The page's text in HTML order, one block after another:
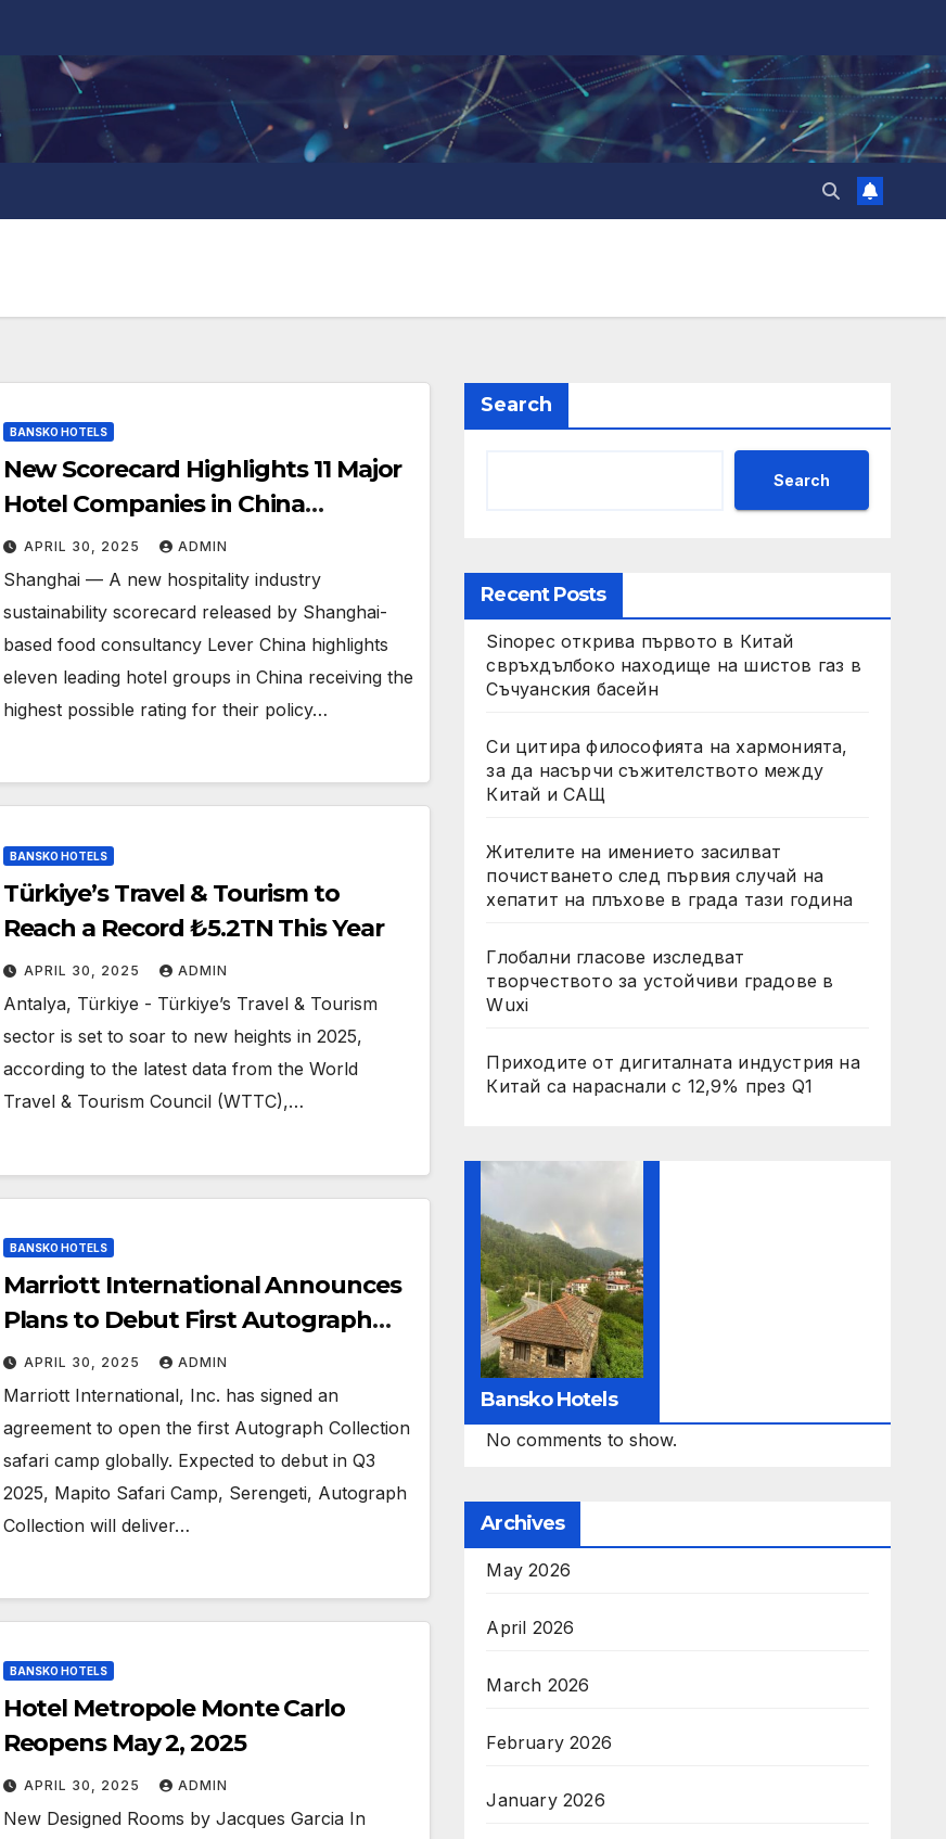
BANSKO HOTELS
New Scorecard Highlights 11 Major
Hotel Companies in China
Achieving A+ Rating for Plant-
Based Foods Policy Commitments
APRIL 30, 2025 ADMIN
Shanghai — A new hospitality industry
sustainability scorecard released by Shanghai-
based food consultancy Lever China highlights
eleven leading hotel groups in China receiving the
highest possible rating for their policy…
BANSKO HOTELS
Türkiye’s Travel & Tourism to
Reach a Record ₺5.2TN This Year
APRIL 30, 2025 ADMIN
Antalya, Türkiye - Türkiye’s Travel & Tourism
sector is set to soar to new heights in 2025,
according to the latest data from the World
Travel & Tourism Council (WTTC),…
BANSKO HOTELS
Marriott International Announces
Plans to Debut First Autograph
Collection Safari Camp in
Serengeti, Tanzania
APRIL 30, 2025 ADMIN
Marriott International, Inc. has signed an
agreement to open the first Autograph Collection
safari camp globally. Expected to debut in Q3
2025, Mapito Safari Camp, Serengeti, Autograph
Collection will deliver…
BANSKO HOTELS
Hotel Metropole Monte Carlo
Reopens May 2, 2025
APRIL 30, 2025 ADMIN
New Designed Rooms by Jacques Garcia In
Search
Search
Recent Posts
Sinopec открива първото в Китай
свръхдълбоко находище на шистов газ в
Съчуанския басейн
Си цитира философията на хармонията,
за да насърчи съжителството между
Китай и САЩ
Жителите на имението засилват
почистването след първия случай на
хепатит на плъхове в града тази година
Глобални гласове изследват
творчеството за устойчиви градове в
Wuxi
Приходите от дигиталната индустрия на
Китай са нараснали с 12,9% през Q1
Bansko Hotels
No comments to show.
Archives
May 2026
April 2026
March 2026
February 2026
January 2026